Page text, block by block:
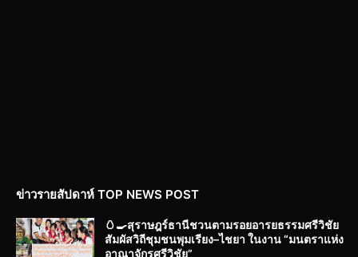
ข่าวรายสัปดาห์ TOP NEWS POST
🥚🍳สุราษฎร์ธานีชวนตามรอยอารยธรรมศรีวิชัย
สัมผัสวิถีชุมชนพุมเรียง–ไชยา ในงาน “มนตราแห่ง
อาณาจักรศรีวิชัย”